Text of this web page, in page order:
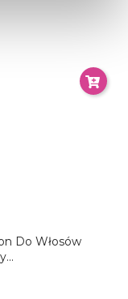
Do Włosów